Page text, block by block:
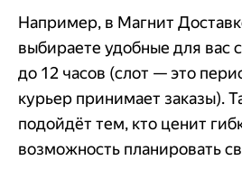
Например, в Магнит
выбираете удобные для вас
до 12 часов (слот — это
курьер принимает заказы).
подойдёт тем, кто ценит
возможность планировать